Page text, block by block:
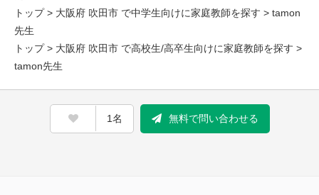
トップ> 大阪府 吹田市 で中学生向けに家庭教師を探す > tamon
先生
トップ> 大阪府 吹田市 で高校生/高卒生向けに家庭教師を探す >
tamon先生
1名 無料で問い合わせる